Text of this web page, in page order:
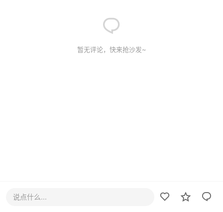
暂无评论，快来抢沙发~
说点什么...